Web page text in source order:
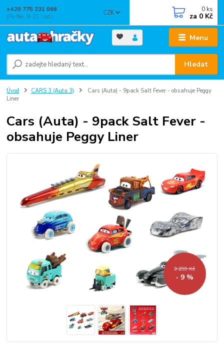
Menu
CZK
Hledat
+420 775 231 066
(Po-Ne, 9-21 hod.)
0 ks
za 0 Kč
Úvod CARS 3 (Auta 3)
Cars (Auta) - 9pack Salt Fever - obsahuje Peggy
Liner
Cars (Auta) - 9pack Salt Fever -
obsahuje Peggy Liner
3 299 Kč
- 9 %